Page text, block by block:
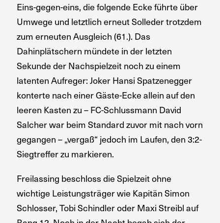
Eins-gegen-eins, die folgende Ecke führte über
Umwege und letztlich erneut Solleder trotzdem
zum erneuten Ausgleich (61.). Das
Dahinplätschern mündete in der letzten
Sekunde der Nachspielzeit noch zu einem
latenten Aufreger: Joker Hansi Spatzenegger
konterte nach einer Gäste-Ecke allein auf den
leeren Kasten zu – FC-Schlussmann David
Salcher war beim Standard zuvor mit nach vorn
gegangen – „vergaß“ jedoch im Laufen, den 3:2-
Siegtreffer zu markieren.
Freilassing beschloss die Spielzeit ohne
wichtige Leistungsträger wie Kapitän Simon
Schlosser, Tobi Schindler oder Maxi Streibl auf